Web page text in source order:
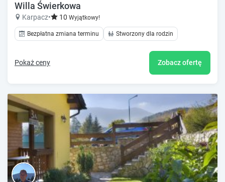
Willa Świerkowa
Karpacz• 10 Wyjątkowy!
Bezpłatna zmiana terminu Stworzony dla rodzin
Pokaż ceny Zobacz ofertę